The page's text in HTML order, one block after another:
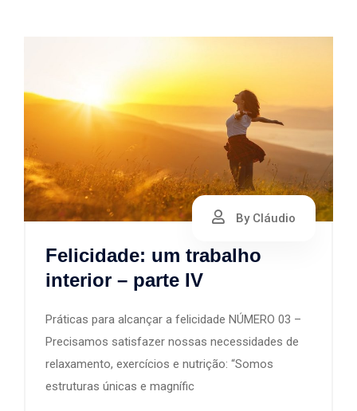
By Cláudio
Felicidade: um trabalho
interior – parte IV
Práticas para alcançar a felicidade NÚMERO 03 –
Precisamos satisfazer nossas necessidades de
relaxamento, exercícios e nutrição: “Somos
estruturas únicas e magnífic